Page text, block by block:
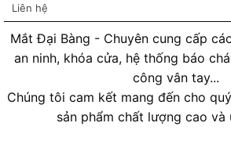
Liên hệ
Mắt Đại Bàng - Chuyên cung cấp
an ninh, khóa cửa, hệ thống báo
công vân tay...
Chúng tôi cam kết mang đến cho
sản phẩm chất lượng cao và